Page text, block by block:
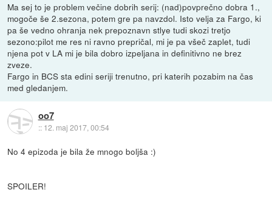
Ma sej to je problem večine dobrih serij: (nad)povprečno dobra 1.,
mogoče še 2.sezona, potem gre pa navzdol. Isto velja za Fargo, ki
pa še vedno ohranja nek prepoznavn stlye tudi skozi tretjo
sezono:pilot me res ni ravno prepričal, mi je pa všeč zaplet, tudi
njena pot v LA mi je bila dobro izpeljana in definitivno ne brez
zveze.
Fargo in BCS sta edini seriji trenutno, pri katerih pozabim na čas
med gledanjem.
oo7
:: 12. maj 2017, 00:54
No 4 epizoda je bila že mnogo boljša :)
SPOILER!